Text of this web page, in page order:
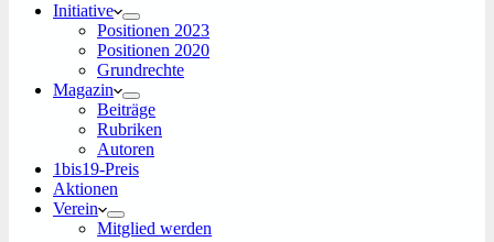
Initiative
Positionen 2023
Positionen 2020
Grundrechte
Magazin
Beiträge
Rubriken
Autoren
1bis19-Preis
Aktionen
Verein
Mitglied werden